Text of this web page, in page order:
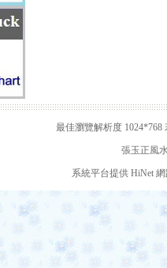
最佳瀏覽解析度
張玉正風
系統平台提供 HiNet